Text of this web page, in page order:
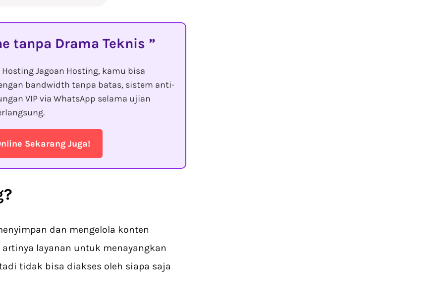
tanpa Drama Teknis
Jagoan Hosting, kamu bisa
bandwidth tanpa batas, sistem anti-
VIP via WhatsApp selama ujian
Sekarang Juga!
dan mengelola konten
layanan untuk menayangkan
tidak bisa diakses oleh siapa saja